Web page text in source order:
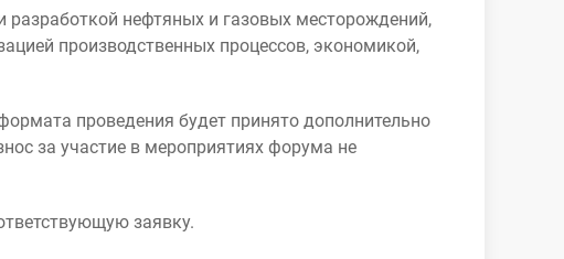
нефтяных и газовых месторождений,
производственных процессов, экономикой,
проведения будет принято дополнительно
за участие в мероприятиях форума не
заявку.